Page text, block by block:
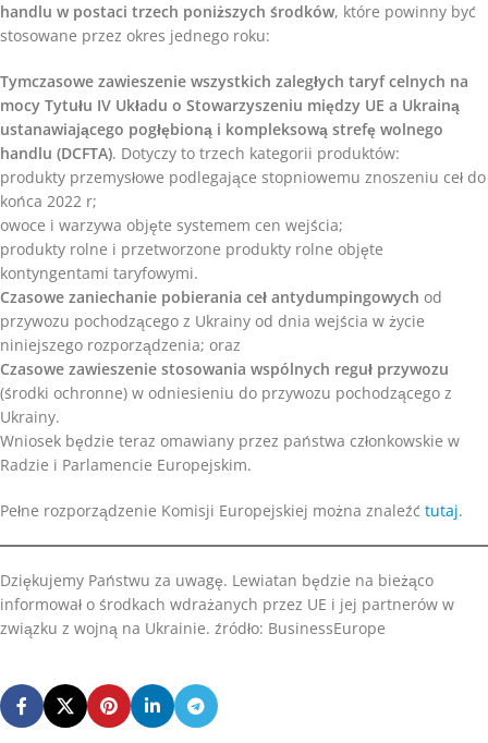
handlu w postaci trzech poniższych środków, które powinny być
stosowane przez okres jednego roku:
Tymczasowe zawieszenie wszystkich zaległych taryf celnych na
mocy Tytułu IV Układu o Stowarzyszeniu między UE a Ukrainą
ustanawiającego pogłębioną i kompleksową strefę wolnego
handlu (DCFTA). Dotyczy to trzech kategorii produktów:
produkty przemysłowe podlegające stopniowemu znoszeniu ceł do
końca 2022 r;
owoce i warzywa objęte systemem cen wejścia;
produkty rolne i przetworzone produkty rolne objęte
kontyngentami taryfowymi.
Czasowe zaniechanie pobierania ceł antydumpingowych od
przywozu pochodzącego z Ukrainy od dnia wejścia w życie
niniejszego rozporządzenia; oraz
Czasowe zawieszenie stosowania wspólnych reguł przywozu
(środki ochronne) w odniesieniu do przywozu pochodzącego z
Ukrainy.
Wniosek będzie teraz omawiany przez państwa członkowskie w
Radzie i Parlamencie Europejskim.
Pełne rozporządzenie Komisji Europejskiej można znaleźć tutaj.
Dziękujemy Państwu za uwagę. Lewiatan będzie na bieżąco
informował o środkach wdrażanych przez UE i jej partnerów w
związku z wojną na Ukrainie. źródło: BusinessEurope